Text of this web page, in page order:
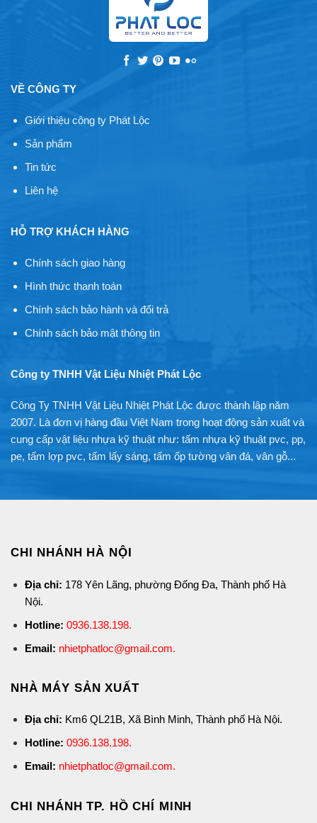
VỀ CÔNG TY
Giới thiệu công ty Phát Lộc
Sản phẩm
Tin tức
Liên hệ
HỖ TRỢ KHÁCH HÀNG
Chính sách giao hàng
Hình thức thanh toán
Chính sách bảo hành và đổi trả
Chính sách bảo mật thông tin
Công ty TNHH Vật Liệu Nhiệt Phát Lộc
Công Ty TNHH Vật Liệu Nhiệt Phát Lộc được thành lập năm
2007. Là đơn vị hàng đầu Việt Nam trong hoạt động sản xuất và
cung cấp vật liệu nhựa kỹ thuật như: tấm nhựa kỹ thuật pvc, pp,
pe, tấm lợp pvc, tấm lấy sáng, tấm ốp tường vân đá, vân gỗ...
CHI NHÁNH HÀ NỘI
Địa chỉ: 178 Yên Lãng, phường Đống Đa, Thành phố Hà
Nội.
Hotline: 0936.138.198.
Email: nhietphatloc@gmail.com.
NHÀ MÁY SẢN XUẤT
Địa chỉ: Km6 QL21B, Xã Bình Minh, Thành phố Hà Nội.
Hotline: 0936.138.198.
Email: nhietphatloc@gmail.com.
CHI NHÁNH TP. HỒ CHÍ MINH